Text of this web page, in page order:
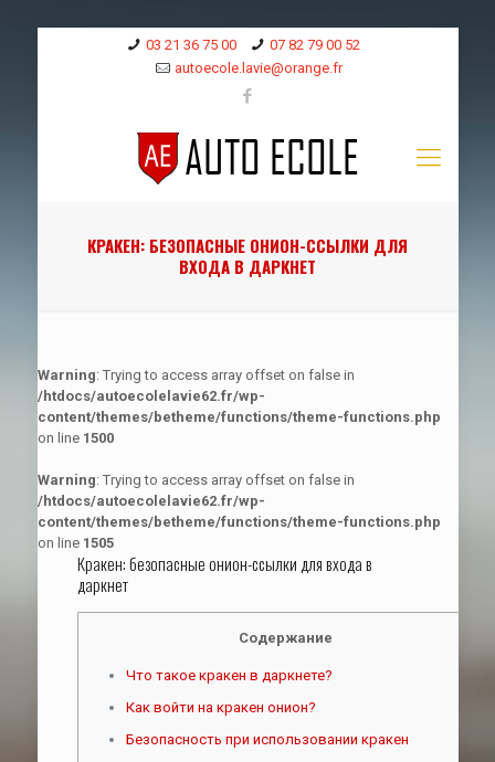
03 21 36 75 00
07 82 79 00 52
autoecole.lavie@orange.fr
КРАКЕН: БЕЗОПАСНЫЕ ОНИОН-ССЫЛКИ ДЛЯ
ВХОДА В ДАРКНЕТ
Warning: Trying to access array offset on false in
/htdocs/autoecolelavie62.fr/wp-
content/themes/betheme/functions/theme-functions.php
on line 1500
Warning: Trying to access array offset on false in
/htdocs/autoecolelavie62.fr/wp-
content/themes/betheme/functions/theme-functions.php
on line 1505
Кракен: безопасные онион-ссылки для входа в
даркнет
Содержание
Что такое кракен в даркнете?
Как войти на кракен онион?
Безопасность при использовании кракен